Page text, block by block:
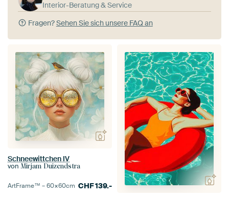
Interior-Beratung & Service
Fragen?Sehen Sie sich unsere FAQ an
Schneewittchen IV
von Mirjam Duizendstra
ArtFrame™ –60×60cm CHF139.-